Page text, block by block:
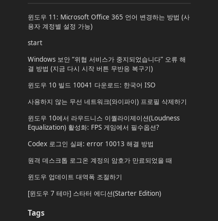
윈도우 11: Microsoft Office 365 언어 변경하는 방법 (사
용자 계정별 설정 가능)
start
Windows 보안 “위협 서비스가 중지되었습니다” 오류 해
결 방법 (지금 다시 시작 버튼 무반응 복구기)
윈도우 10 빌드 10041 다운로드: 한국어 ISO
사용하지 않는 무선 네트워크(와이파이) 프로필 삭제하기
윈도우 10에서 라우드니스 이퀄라이제이션(Loudness
Equalization) 활성화: FPS 게임에서 필수옵션?
Codex 로그인 실패: error 10013 해결 방법
원격 데스크톱 로그온 계정의 암호가 만료되었을 때
윈도우 업데이트 대역폭 조절하기
[윈도우 7 테마] 스타터 에디션(Starter Edition)
Tags